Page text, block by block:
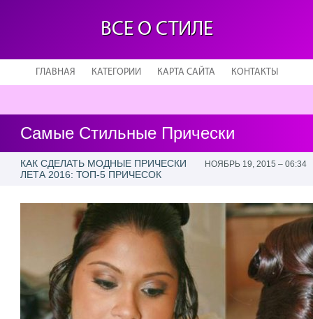
ВСЕ О СТИЛЕ
ГЛАВНАЯ КАТЕГОРИИ КАРТА САЙТА КОНТАКТЫ
Самые Стильные Прически
КАК СДЕЛАТЬ МОДНЫЕ ПРИЧЕСКИ
ЛЕТА 2016: ТОП-5 ПРИЧЕСОК
НОЯБРЬ 19, 2015 – 06:34